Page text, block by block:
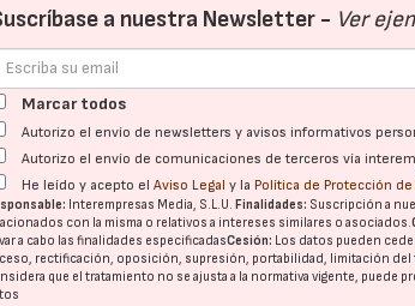
a nuestra Newsletter - Ver
Marcar todos
Autorizo el envío de newsletters y avisos informativos
Autorizo el envío de comunicaciones de terceros vía
He leído y acepto elAviso Legal y la Política de Protección de
Interempresas Media, S.L.U.Finalidades: Suscripción a
con la misma o relativos a intereses similares o asociados.
a cabo las finalidades especificadasCesión: Los datos pueden
rectificación, oposición, supresión, portabilidad, limitación del
que el tratamiento no se ajusta a la normativa vigente, puede